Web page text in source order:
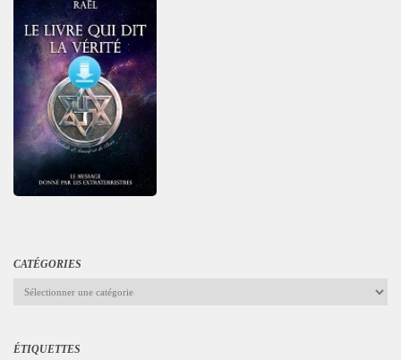
CATÉGORIES
Catégories
ÉTIQUETTES